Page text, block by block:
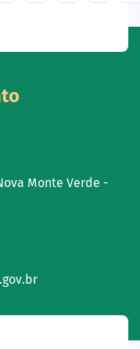
Monte Verde -